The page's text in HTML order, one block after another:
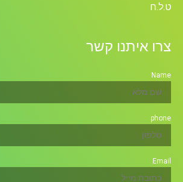
ט.ל.ח
צרו איתנו קשר
Name
phone
Email